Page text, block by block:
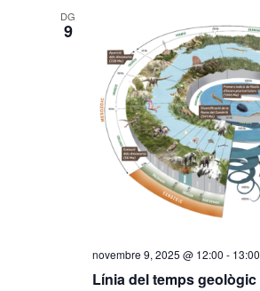
DG
9
novembre 9, 2025 @ 12:00 - 13:00
Línia del temps geològic